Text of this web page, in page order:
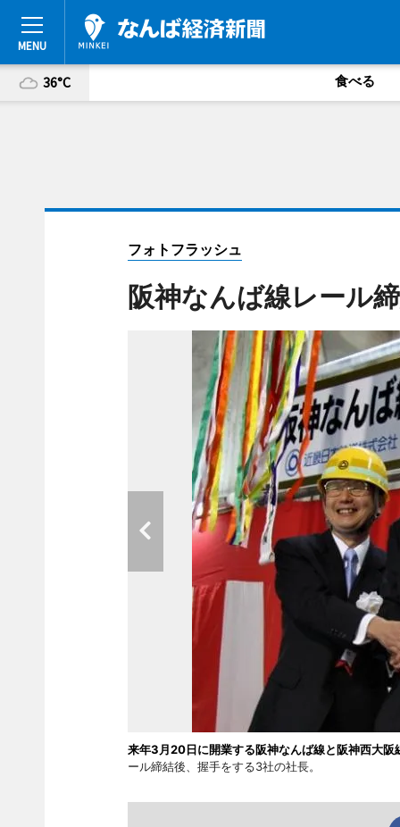
36°C 食べる
フォトフラッシュ
阪神なんば線レール
来年3月20日に開業する阪神なんば線と阪神西大
ール締結後、握手をする3社の社長。